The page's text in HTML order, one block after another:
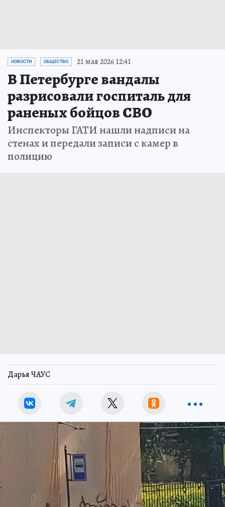
НОВОСТИ ОБЩЕСТВО 21 мая 2026 12:41
В Петербурге вандалы
разрисовали госпиталь для
раненых бойцов СВО
Инспекторы ГАТИ нашли надписи на
стенах и передали записи с камер в
полицию
Дарья ЧАУС